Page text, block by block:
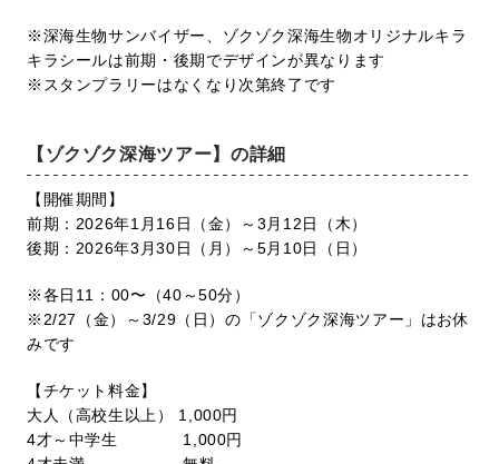
※深海生物サンバイザー、ゾクゾク深海生物オリジナルキラ
キラシールは前期・後期でデザインが異なります
※スタンプラリーはなくなり次第終了です
【ゾクゾク深海ツアー】の詳細
【開催期間】
前期：2026年1月16日（金）～3月12日（木）
後期：2026年3月30日（月）～5月10日（日）
※各日11：00〜（40～50分）
※2/27（金）～3/29（日）の「ゾクゾク深海ツアー」はお休
みです
【チケット料金】
大人（高校生以上） 1,000円
4才～中学生 1,000円